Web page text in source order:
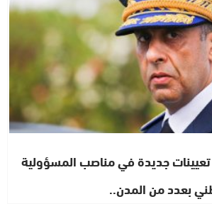
جديدة في مناصب المسؤولية
بعدد من المدن..